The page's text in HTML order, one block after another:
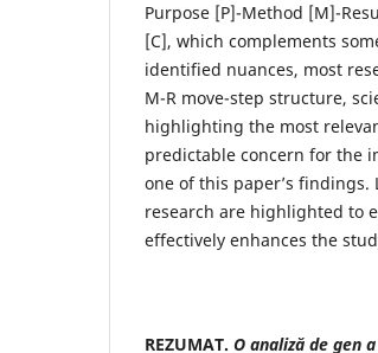
Purpose [P]-Method [M]-
[C], which complements
identified nuances, most
M-R move-step structure,
highlighting the most
predictable concern for the
one of this paper’s
research are highlighted to
effectively enhances the
REZUMAT. O analiză de gen